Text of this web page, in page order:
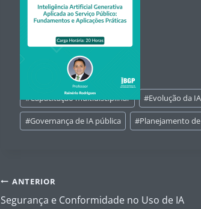
do
Post:
#Capacitação multidisciplinar #Evolução da
#Governança de IA pública #Planejamento
Navegação
de
ANTERIOR
Segurança e Conformidade no Uso de IA